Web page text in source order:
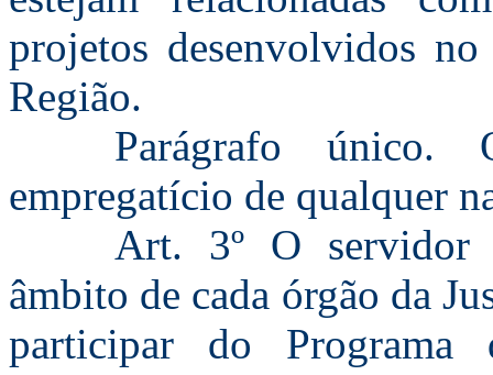
projetos desenvolvidos
Região.
Parágrafo
empregatício de qualquer
Art. 3º O servidor
âmbito de cada órgão da
participar do Programa